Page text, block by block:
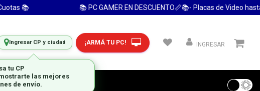
📚 📚 PC GAMER EN DESCUENTO📏📚- Placas de Video hasta
Ingresar CP y ciudad ¡ARMÁ TU PC! INGRESAR
FRECUENTES
tu CP
las mejores
de envío.